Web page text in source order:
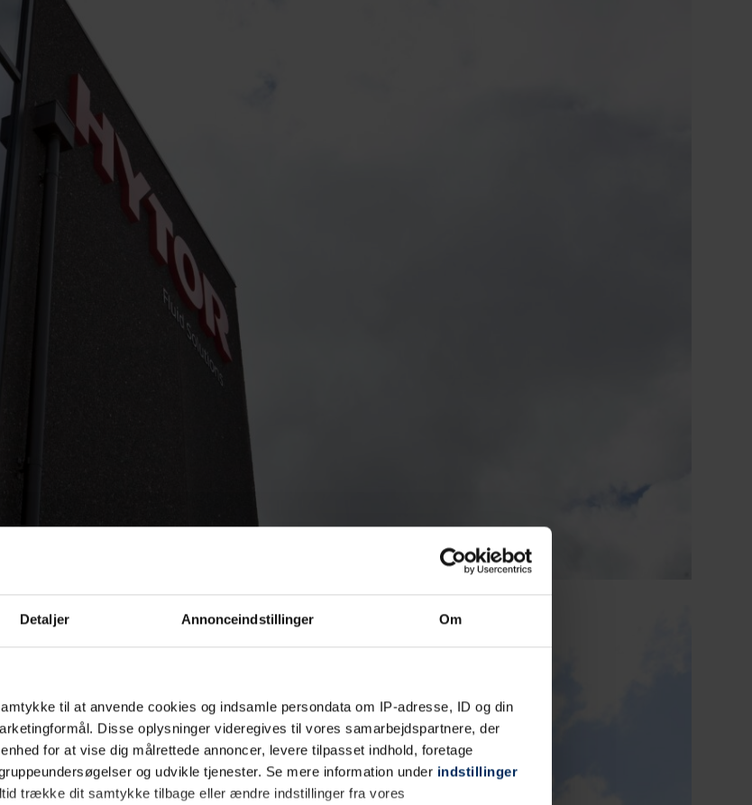
Detaljer Annonceindstillinger Om
til at anvende cookies og indsamle persondata om IP-adresse, ID og din
Disse oplysninger videregives til vores samarbejdspartnere, der
for at vise dig målrettede annoncer, levere tilpasset indhold, foretage
og udvikle tjenester. Se mere information under indstillinger
trække dit samtykke tilbage eller ændre indstillinger fra vores